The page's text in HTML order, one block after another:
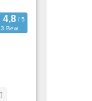
3 Bew.